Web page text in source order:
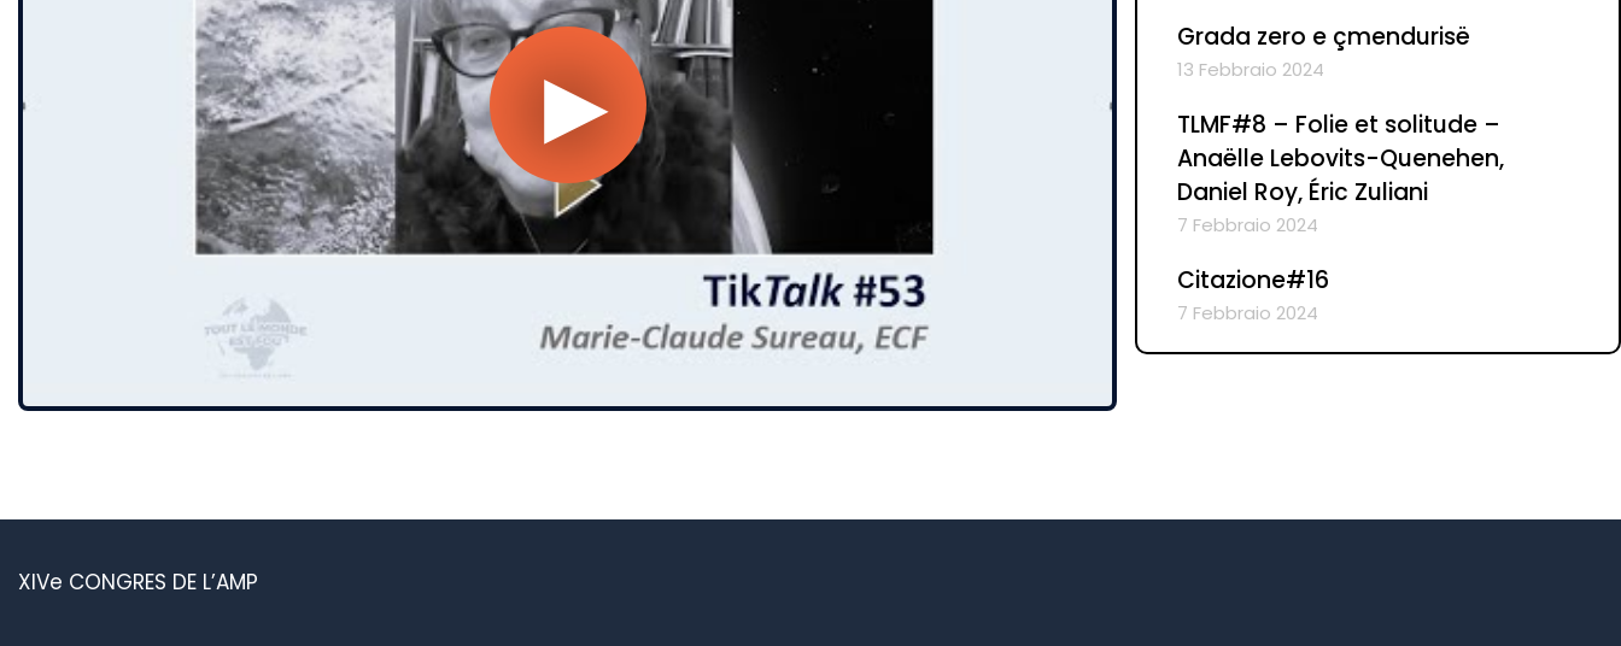
Grada zero e çmendurisë
13 Febbraio 2024
TLMF#8 – Folie et solitude –
Anaëlle Lebovits-Quenehen,
Daniel Roy, Éric Zuliani
7 Febbraio 2024
Citazione#16
7 Febbraio 2024
XIVe CONGRES DE L’AMP